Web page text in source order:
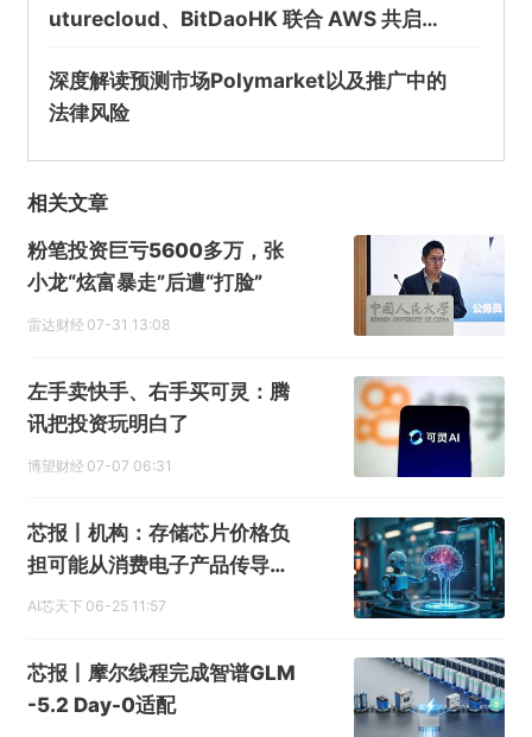
uturecloud、BitDaoHK 联合 AWS 共启
深度解读预测市场Polymarket以及推广中的
法律风险
相关文章
粉笔投资巨亏5600多万，张
小龙“炫富暴走”后遭“打脸”
雷达财经 07-31 13:08
左手卖快手、右手买可灵：腾
讯把投资玩明白了
博望财经 07-07 06:31
芯报丨机构：存储芯片价格负
担可能从消费电子产品传导至
AI
AI芯天下 06-25 11:57
芯报丨摩尔线程完成智谱GLM
-5.2 Day-0适配